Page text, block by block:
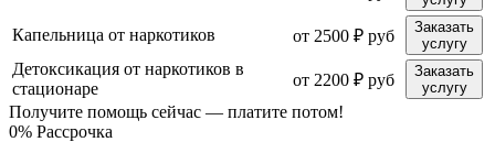
Капельница от наркотиков от 2500 ₽ руб
Заказать
услугу
Детоксикация от наркотиков в
стационаре
от 2200 ₽ руб
Заказать
услугу
Получите помощь сейчас — платите потом!
0% Рассрочка